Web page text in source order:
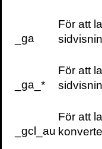
Här
lokala
Författare
_ga
För att
_ga_*
För att
_gcl_au
För att